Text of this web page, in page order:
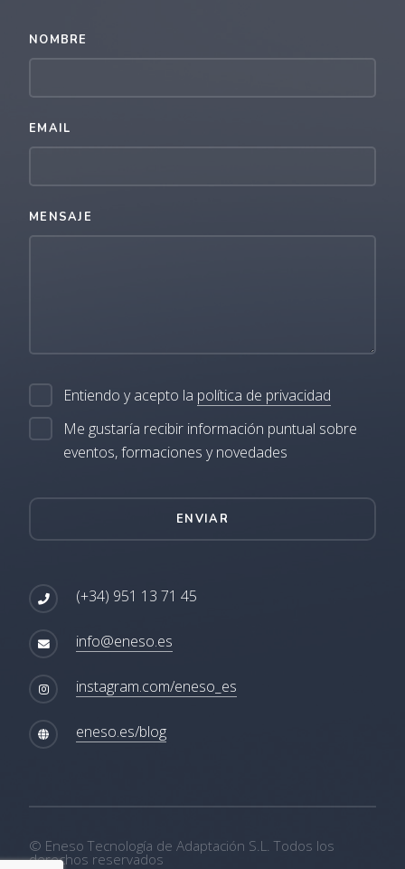
NOMBRE
EMAIL
MENSAJE
Entiendo y acepto la política de privacidad
Me gustaría recibir información puntual sobre
eventos, formaciones y novedades
ENVIAR
(+34) 951 13 71 45
info@eneso.es
instagram.com/eneso_es
eneso.es/blog
© Eneso Tecnología de Adaptación S.L. Todos los
derechos reservados